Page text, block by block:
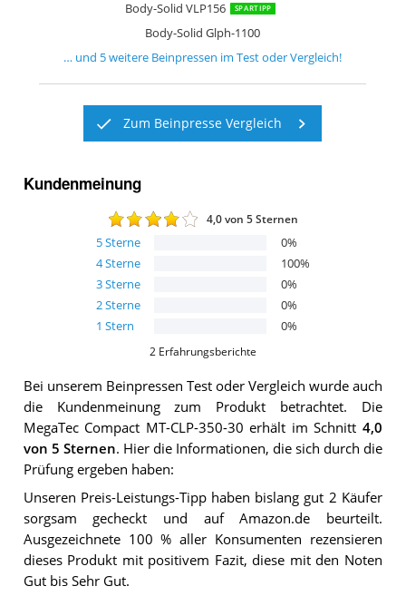
Body-Solid VLP156 SPARTIPP
Body-Solid Glph-1100
… und 5weitere Beinpressen im Test oder Vergleich!
Zum Beinpresse Vergleich
Kundenmeinung
4,0von 5 Sternen
5Sterne 0%
4Sterne 100%
3Sterne 0%
2Sterne 0%
1 Stern 0%
2 Erfahrungsberichte
Bei unserem Beinpressen Test oder Vergleich wurde auch
die Kundenmeinung zum Produkt betrachtet.
Die
MegaTec Compact MT-CLP-350-30 erhält im Schnitt 4,0
von 5 Sternen. Hier die Informationen, die sich durch die
Prüfung ergeben haben:
Unseren Preis-Leistungs-Tipp haben bislang gut 2 Käufer
sorgsam gecheckt und auf Amazon.de beurteilt.
Ausgezeichnete 100 % aller Konsumenten rezensieren
dieses Produkt mit positivem Fazit, diese mit den Noten
Gut bis Sehr Gut.